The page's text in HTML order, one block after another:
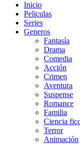
Inicio
Peliculas
Series
Generos
Fantasía
Drama
Comedia
Acción
Crimen
Aventura
Suspense
Romance
Familia
Ciencia
Terror
Animación